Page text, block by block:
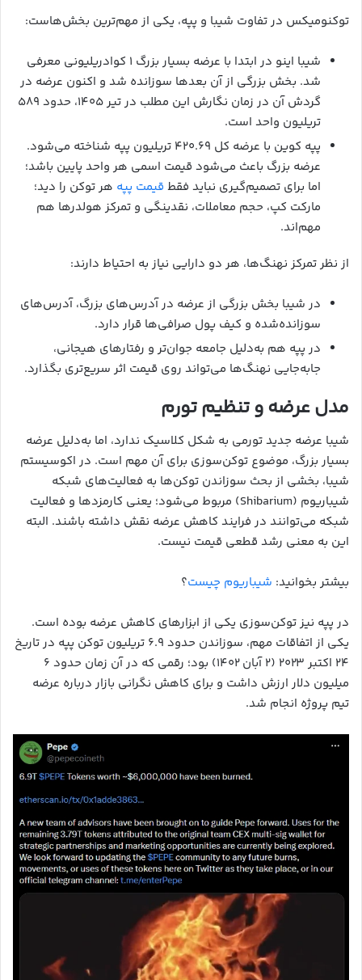
توکنومیکس در تفاوت شیبا و پپه، یکی از مهم‌ترین بخش‌هاست:
شیبا اینو در ابتدا با عرضه بسیار بزرگ ۱ کوادریلیونی معرفی
شد. بخش بزرگی از آن بعدها سوزانده شد و اکنون عرضه در
گردش آن در زمان نگارش این مطلب در تیر ۱۴۰۵، حدود ۵۸۹
تریلیون واحد است.
پپه کوین با عرضه کل ۴۲۰.۶۹ تریلیون پپه شناخته می‌شود.
عرضه بزرگ باعث می‌شود قیمت اسمی هر واحد پایین باشد؛
اما برای تصمیم‌گیری نباید فقط قیمت پپه هر توکن را دید؛
مارکت کپ، حجم معاملات، نقدینگی و تمرکز هولدرها هم
مهم‌اند.
از نظر تمرکز نهنگ‌ها، هر دو دارایی نیاز به احتیاط دارند:
در شیبا بخش بزرگی از عرضه در آدرس‌های بزرگ، آدرس‌های
سوزانده‌شده و کیف پول صرافی‌ها قرار دارد.
در پپه هم به‌دلیل جامعه جوان‌تر و رفتارهای هیجانی،
جابه‌جایی نهنگ‌ها می‌تواند روی قیمت اثر سریع‌تری بگذارد.
مدل عرضه و تنظیم تورم
شیبا عرضه جدید تورمی به شکل کلاسیک ندارد، اما به‌دلیل عرضه
بسیار بزرگ، موضوع توکن‌سوزی برای آن مهم است. در اکوسیستم
شیبا، بخشی از بحث سوزاندن توکن‌ها به فعالیت‌های شبکه
شیباریوم (Shibarium) مربوط می‌شود؛ یعنی کارمزدها و فعالیت
شبکه می‌توانند در فرایند کاهش عرضه نقش داشته باشند. البته
این به معنی رشد قطعی قیمت نیست.
بیشتر بخوانید: شیباریوم چیست؟
در پپه نیز توکن‌سوزی یکی از ابزارهای کاهش عرضه بوده است.
یکی از اتفاقات مهم، سوزاندن حدود ۶.۹ تریلیون توکن پپه در تاریخ
۲۴ اکتبر ۲۰۲۳ (۲ آبان ۱۴۰۲) بود؛ رقمی که در آن زمان حدود ۶
میلیون دلار ارزش داشت و برای کاهش نگرانی بازار درباره عرضه
تیم پروژه انجام شد.